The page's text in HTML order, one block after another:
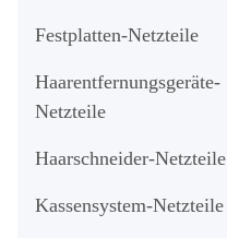
Festplatten-Netzteile
Haarentfernungsgeräte-
Netzteile
Haarschneider-Netzteile
Kassensystem-Netzteile